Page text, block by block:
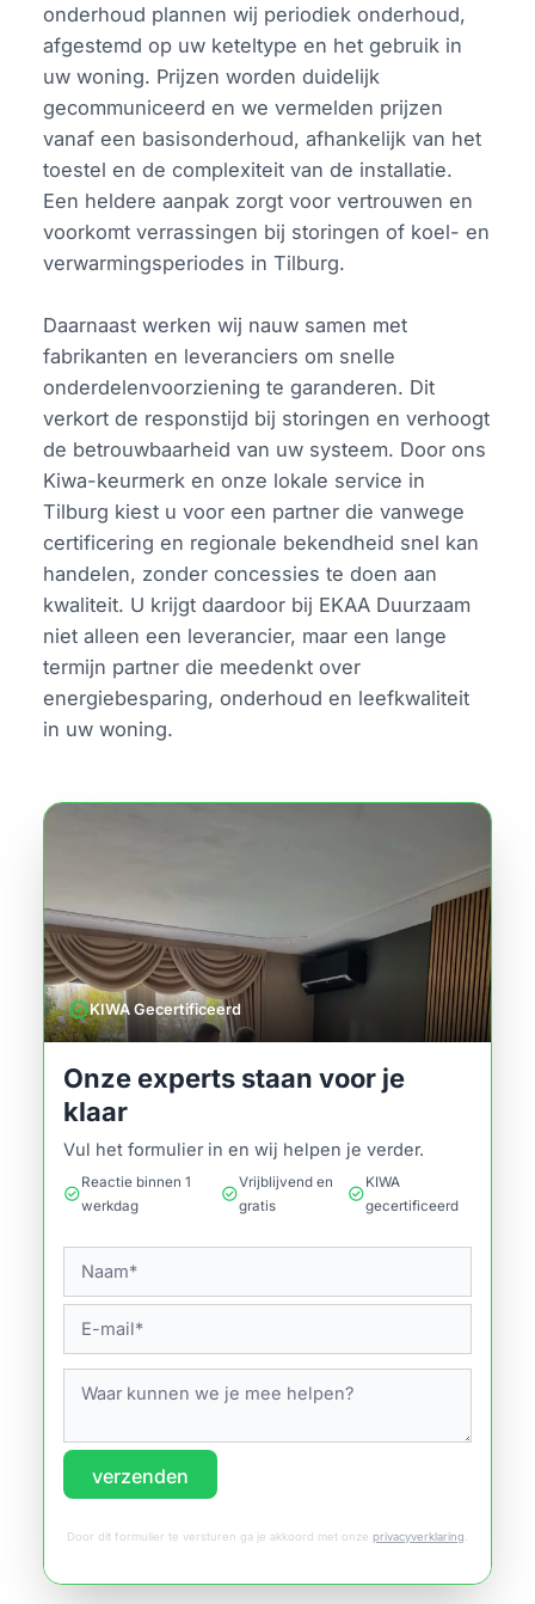
onderhoud plannen wij periodiek onderhoud,
afgestemd op uw keteltype en het gebruik in
uw woning. Prijzen worden duidelijk
gecommuniceerd en we vermelden prijzen
vanaf een basisonderhoud, afhankelijk van het
toestel en de complexiteit van de installatie.
Een heldere aanpak zorgt voor vertrouwen en
voorkomt verrassingen bij storingen of koel- en
verwarmingsperiodes in Tilburg.
Daarnaast werken wij nauw samen met
fabrikanten en leveranciers om snelle
onderdelenvoorziening te garanderen. Dit
verkort de responstijd bij storingen en verhoogt
de betrouwbaarheid van uw systeem. Door ons
Kiwa-keurmerk en onze lokale service in
Tilburg kiest u voor een partner die vanwege
certificering en regionale bekendheid snel kan
handelen, zonder concessies te doen aan
kwaliteit. U krijgt daardoor bij EKAA Duurzaam
niet alleen een leverancier, maar een lange
termijn partner die meedenkt over
energiebesparing, onderhoud en leefkwaliteit
in uw woning.
verifiedKIWA Gecertificeerd
Onze experts staan voor je
klaar
Vul het formulier in en wij helpen je verder.
check_circle
Reactie binnen 1
werkdag
check_circle
Vrijblijvend en
gratis
check_circle
KIWA
gecertificeerd
verzenden
Door dit formulier te versturen ga je akkoord met onze privacyverklaring